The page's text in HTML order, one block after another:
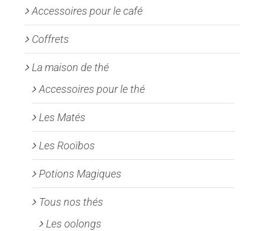
la
page
produit
Accessoires pour le café
Coffrets
La maison de thé
Accessoires pour le thé
Les Matés
Les Rooïbos
Potions Magiques
Tous nos thés
Les oolongs